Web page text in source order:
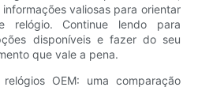
valiosas para orientar
relógio. Continue lendo para
disponíveis e fazer do seu
que vale a pena.
OEM: uma comparação